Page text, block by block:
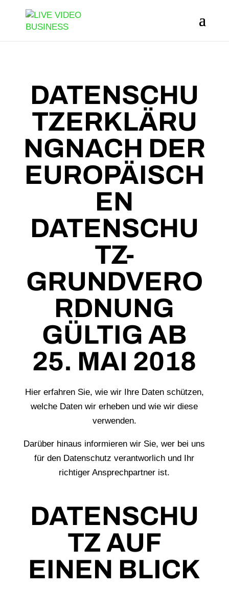
DATENSCHU
TZERKLÄRU
NGNACH DER
EUROPÄISCH
EN
DATENSCHU
TZ-
GRUNDVERO
RDNUNG
GÜLTIG AB
25. MAI 2018
Hier erfahren Sie, wie wir Ihre Daten schützen,
welche Daten wir erheben und wie wir diese
verwenden.
Darüber hinaus informieren wir Sie, wer bei uns
für den Datenschutz verantworlich und Ihr
richtiger Ansprechpartner ist.
DATENSCHU
TZ AUF
EINEN BLICK